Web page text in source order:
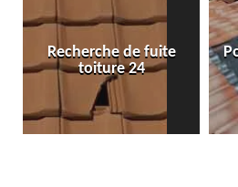
Recherche de fuite
toiture 24